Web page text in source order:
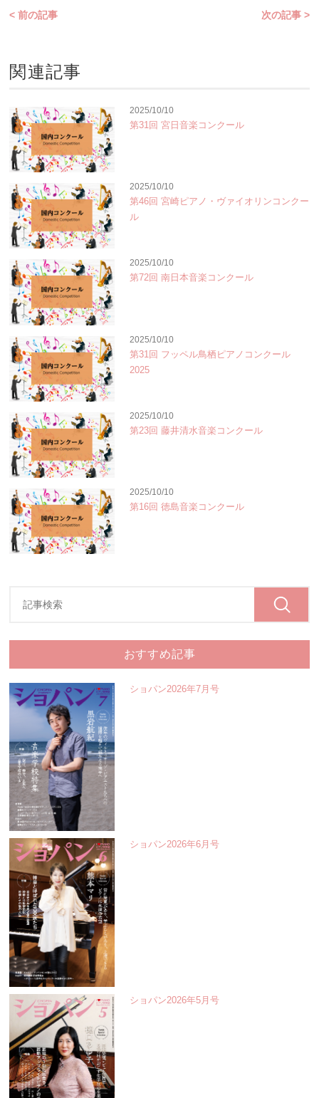
< 前の記事 次の記事 >
関連記事
2025/10/10
第31回 宮日音楽コンクール
2025/10/10
第46回 宮崎ピアノ・ヴァイオリンコンクー
ル
2025/10/10
第72回 南日本音楽コンクール
2025/10/10
第31回 フッペル鳥栖ピアノコンクール
2025
2025/10/10
第23回 藤井清水音楽コンクール
2025/10/10
第16回 徳島音楽コンクール
おすすめ記事
ショパン2026年7月号
ショパン2026年6月号
ショパン2026年5月号